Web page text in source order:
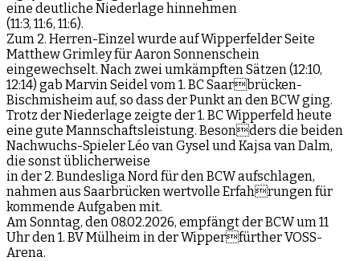
eine deutliche Niederlage hinnehmen
(11:3, 11:6, 11:6).
Zum 2. Herren-Einzel wurde auf Wipperfelder Seite
Matthew Grimley für Aaron Sonnenschein
eingewechselt. Nach zwei umkämpften Sätzen (12:10,
12:14) gab Marvin Seidel vom 1. BC Saarbrücken-
Bischmisheim auf, so dass der Punkt an den BCW ging.
Trotz der Niederlage zeigte der 1. BC Wipperfeld heute
eine gute Mannschaftsleistung. Besonders die beiden
Nachwuchs-Spieler Léo van Gysel und Kajsa van Dalm,
die sonst üblicherweise
in der 2. Bundesliga Nord für den BCW aufschlagen,
nahmen aus Saarbrücken wertvolle Erfahrungen für
kommende Aufgaben mit.
Am Sonntag, den 08.02.2026, empfängt der BCW um 11
Uhr den 1. BV Mülheim in der Wipperfürther VOSS-
Arena.